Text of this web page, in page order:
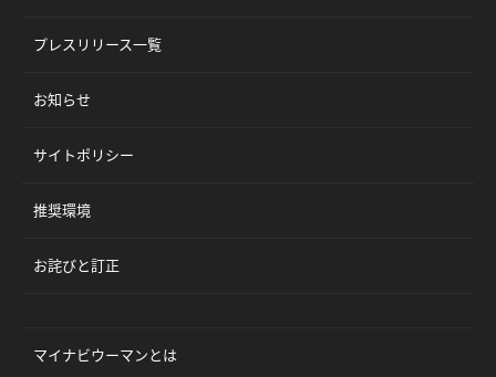
プレスリリース一覧
お知らせ
サイトポリシー
推奨環境
お詫びと訂正
マイナビウーマンとは